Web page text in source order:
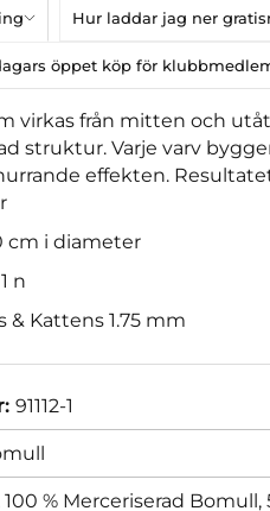
Hur laddar jag ner
öppet köp för
virkas från mitten och
struktur. Varje varv
effekten.
cm i diameter
1 n
& Kattens 1.75 mm
91112-1
100 % Merceriserad Bomull,